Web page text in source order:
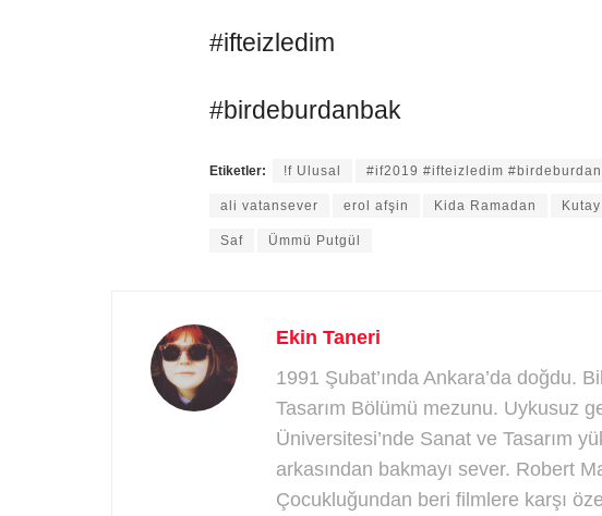
#ifteizledim
#birdeburdanbak
Etiketler: !f Ulusal #if2019 #ifteizledim
ali vatansever erol afşin Kida Ramadan
Saf Ümmü Putgül
Ekin Taneri
1991 Şubat’ında Ankara’da doğdu.
Tasarım Bölümü mezunu. Uykusuz
Üniversitesi’nde Sanat ve Tasarım
arkasından bakmayı sever. Robert
Çocukluğundan beri filmlere karşı